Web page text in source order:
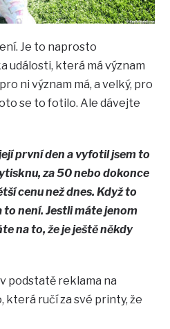
Je to naprosto
události, která má význam
ni význam má, a velký, pro
se to fotilo. Ale dávejte
první den a vyfotil jsem to
za 50 nebo dokonce
cenu než dnes. Když to
není. Jestli máte jenom
na to, že je ještě někdy
podstatě reklama na
která ručí za své printy, že